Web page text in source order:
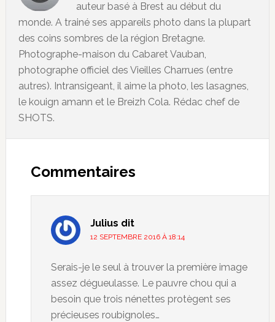
auteur basé à Brest au début du
monde. A trainé ses appareils photo dans la plupart
des coins sombres de la région Bretagne.
Photographe-maison du Cabaret Vauban,
photographe officiel des Vieilles Charrues (entre
autres). Intransigeant, il aime la photo, les lasagnes,
le kouign amann et le Breizh Cola. Rédac chef de
SHOTS.
Commentaires
Julius dit
12 SEPTEMBRE 2016 À 18:14
Serais-je le seul à trouver la première image
assez dégueulasse. Le pauvre chou qui a
besoin que trois nénettes protègent ses
précieuses roubignoles…